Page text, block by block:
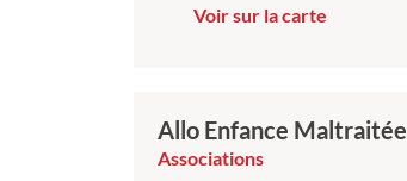
Voir sur la carte
Allo Enfance Maltraitée
Associations